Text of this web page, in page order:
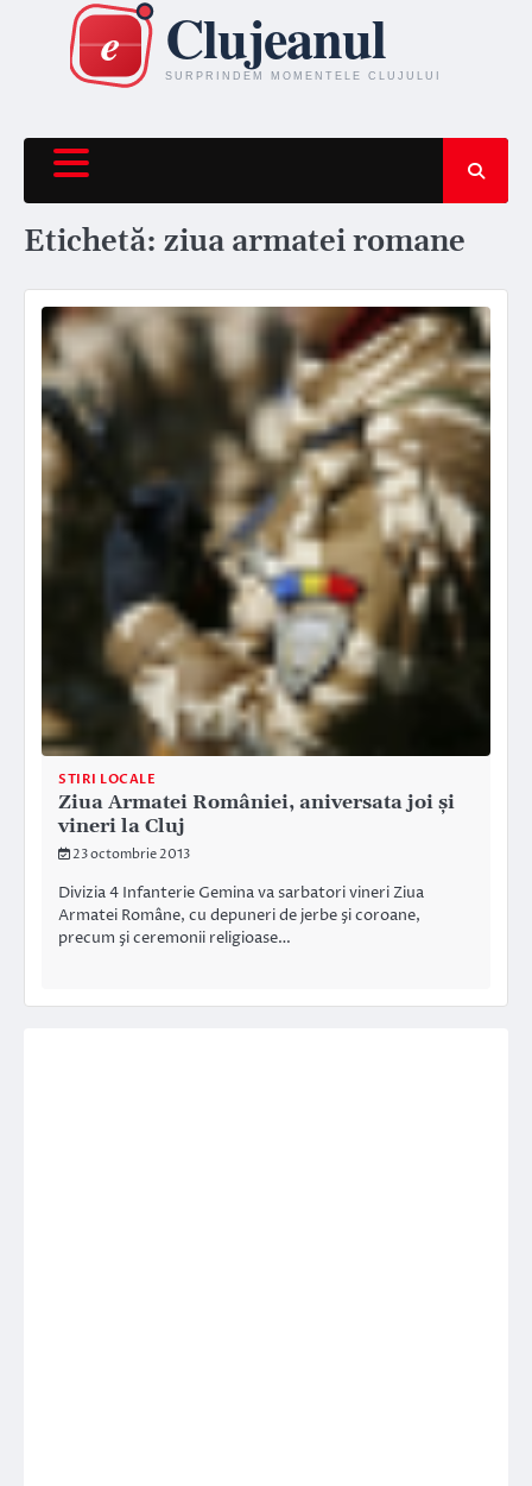
content
Etichetă: ziua armatei romane
STIRI LOCALE
Ziua Armatei României, aniversata joi şi
vineri la Cluj
23 octombrie 2013
Divizia 4 Infanterie Gemina va sarbatori vineri Ziua
Armatei Române, cu depuneri de jerbe şi coroane,
precum şi ceremonii religioase…